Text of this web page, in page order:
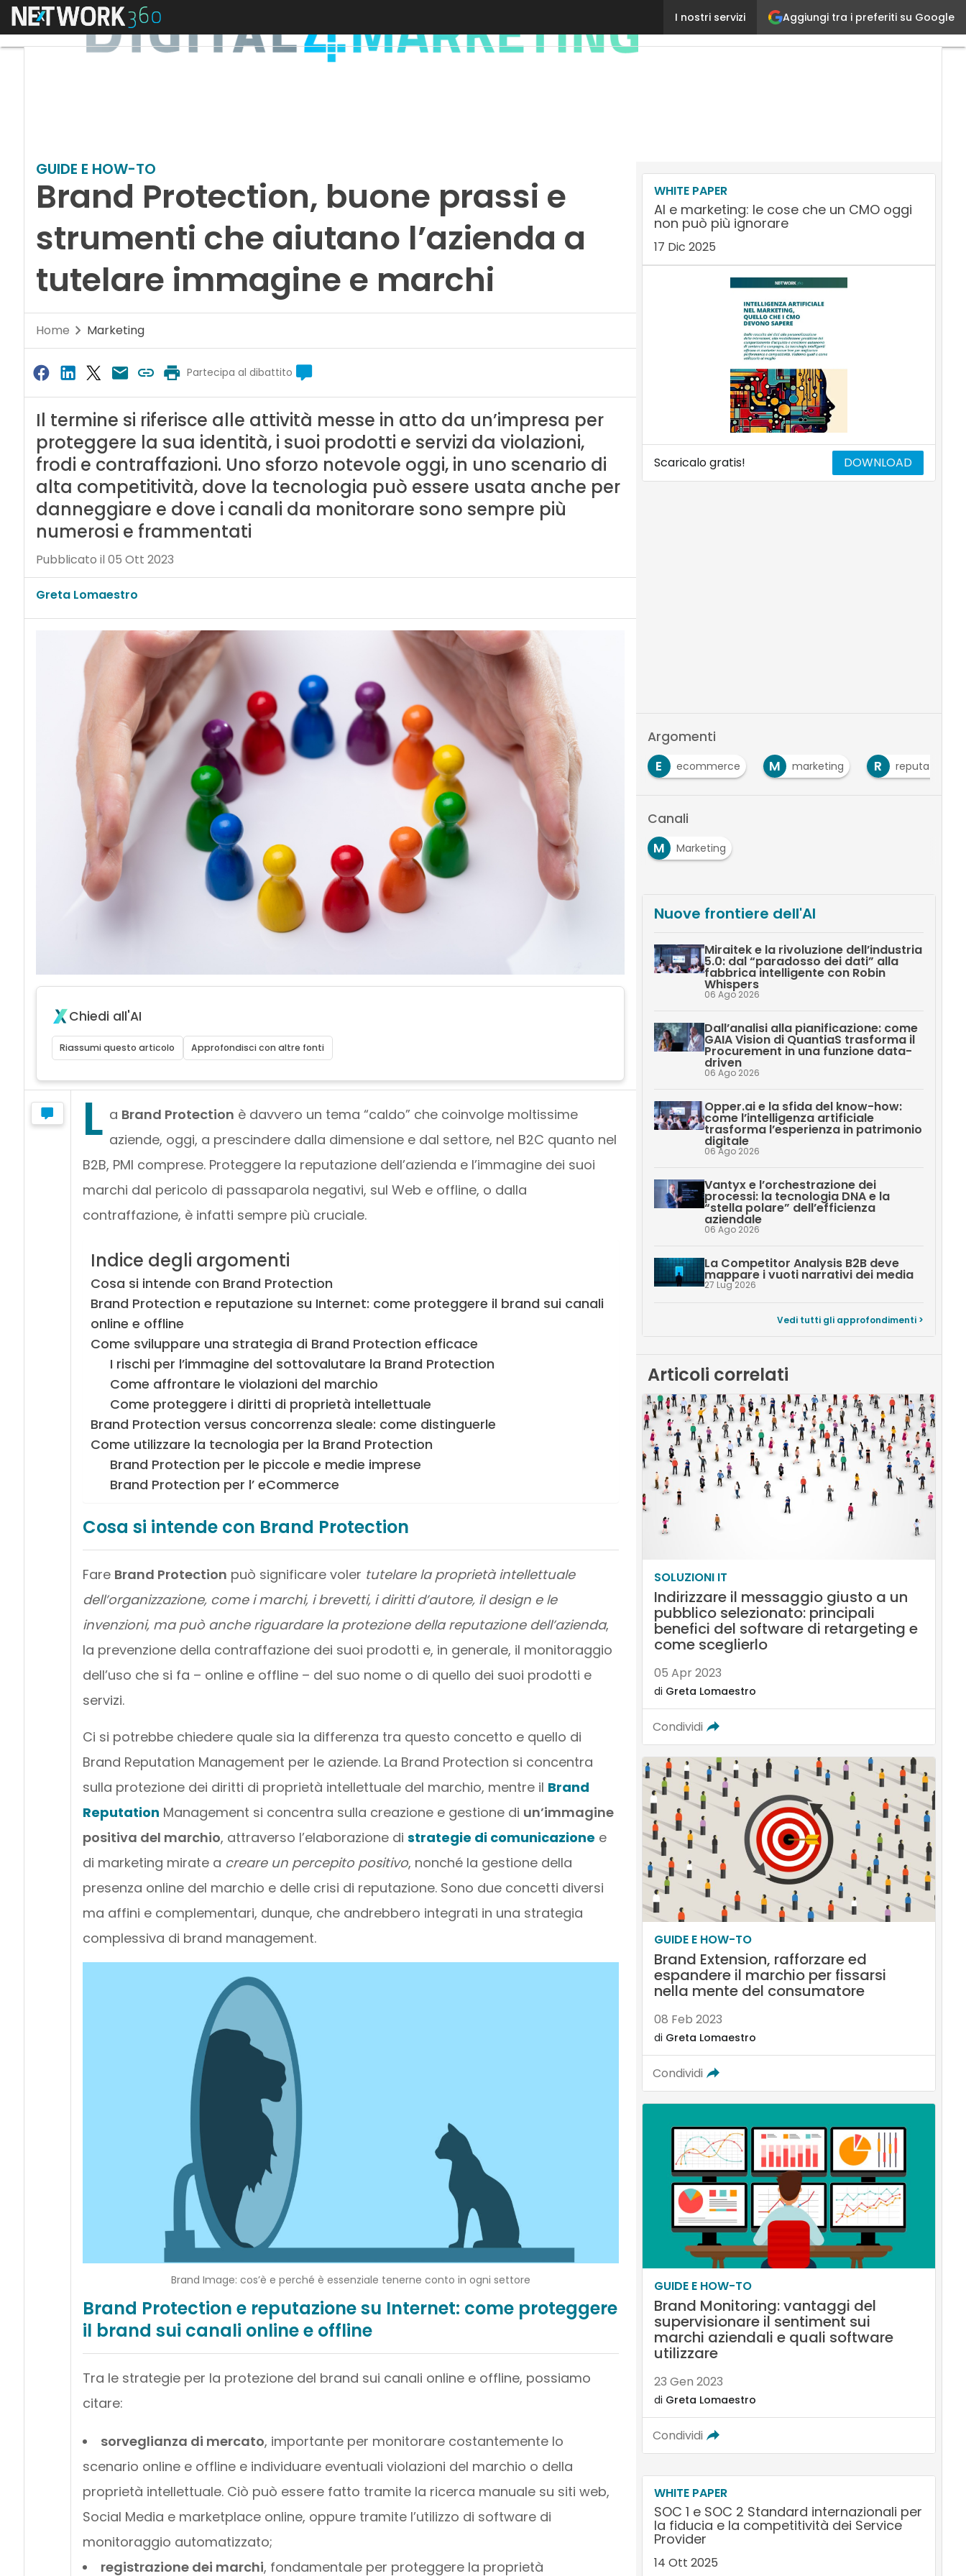
Aggiungi tra i preferiti su Google
I nostri servizi
Menu Brand Protection, buone prassi e strumenti che
GUIDE E HOW-TO
Brand Protection, buone prassi e
strumenti che aiutano l’azienda a
tutelare immagine e marchi
Home Marketing
Partecipa al dibattito
Il termine si riferisce alle attività messe in atto da un’impresa per
proteggere la sua identità, i suoi prodotti e servizi da violazioni,
frodi e contraffazioni. Uno sforzo notevole oggi, in uno scenario di
alta competitività, dove la tecnologia può essere usata anche per
danneggiare e dove i canali da monitorare sono sempre più
numerosi e frammentati
Pubblicato il 05 Ott 2023
Greta Lomaestro
Chiedi all'AI
Riassumi questo articolo Approfondisci con altre fonti
L a Brand Protection è davvero un tema “caldo” che coinvolge moltissime
aziende, oggi, a prescindere dalla dimensione e dal settore, nel B2C quanto nel
B2B, PMI comprese. Proteggere la reputazione dell’azienda e l’immagine dei suoi
marchi dal pericolo di passaparola negativi, sul Web e offline, o dalla
contraffazione, è infatti sempre più cruciale.
Indice degli argomenti
Cosa si intende con Brand Protection
Brand Protection e reputazione su Internet: come proteggere il brand sui canali
online e offline
Come sviluppare una strategia di Brand Protection efficace
I rischi per l’immagine del sottovalutare la Brand Protection
Come affrontare le violazioni del marchio
Come proteggere i diritti di proprietà intellettuale
Brand Protection versus concorrenza sleale: come distinguerle
Come utilizzare la tecnologia per la Brand Protection
Brand Protection per le piccole e medie imprese
Brand Protection per l’ eCommerce
Cosa si intende con Brand Protection
Fare Brand Protection può significare voler tutelare la proprietà intellettuale
dell’organizzazione, come i marchi, i brevetti, i diritti d’autore, il design e le
invenzioni, ma può anche riguardare la protezione della reputazione dell’azienda,
la prevenzione della contraffazione dei suoi prodotti e, in generale, il monitoraggio
dell’uso che si fa – online e offline – del suo nome o di quello dei suoi prodotti e
servizi.
Ci si potrebbe chiedere quale sia la differenza tra questo concetto e quello di
Brand Reputation Management per le aziende. La Brand Protection si concentra
sulla protezione dei diritti di proprietà intellettuale del marchio, mentre il Brand
Reputation Management si concentra sulla creazione e gestione di un’immagine
positiva del marchio, attraverso l’elaborazione di strategie di comunicazione e
di marketing mirate a creare un percepito positivo, nonché la gestione della
presenza online del marchio e delle crisi di reputazione. Sono due concetti diversi
ma affini e complementari, dunque, che andrebbero integrati in una strategia
complessiva di brand management.
Brand Image: cos’è e perché è essenziale tenerne conto in ogni settore
Brand Protection e reputazione su Internet: come proteggere
il brand sui canali online e offline
Tra le strategie per la protezione del brand sui canali online e offline, possiamo
citare:
sorveglianza di mercato, importante per monitorare costantemente lo
scenario online e offline e individuare eventuali violazioni del marchio o della
proprietà intellettuale. Ciò può essere fatto tramite la ricerca manuale su siti web,
Social Media e marketplace online, oppure tramite l’utilizzo di software di
monitoraggio automatizzato;
registrazione dei marchi, fondamentale per proteggere la proprietà
WHITE PAPER
AI e marketing: le cose che un CMO oggi
non può più ignorare
17 Dic 2025
Scaricalo gratis! DOWNLOAD
Argomenti
brand communication E ecommerce M marketing R reputazione
Canali
M
Marketing
Nuove frontiere dell'AI
Miraitek e la rivoluzione dell’industria
5.0: dal “paradosso dei dati” alla
fabbrica intelligente con Robin
Whispers
06 Ago 2026
Dall’analisi alla pianificazione: come
GAIA Vision di QuantiaS trasforma il
Procurement in una funzione data-
driven
06 Ago 2026
Opper.ai e la sfida del know-how:
come l’intelligenza artificiale
trasforma l’esperienza in patrimonio
digitale
06 Ago 2026
Vantyx e l’orchestrazione dei
processi: la tecnologia DNA e la
“stella polare” dell’efficienza
aziendale
06 Ago 2026
La Competitor Analysis B2B deve
mappare i vuoti narrativi dei media
27 Lug 2026
Vedi tutti gli approfondimenti >
Articoli correlati
SOLUZIONI IT
Indirizzare il messaggio giusto a un
pubblico selezionato: principali
benefici del software di retargeting e
come sceglierlo
05 Apr 2023
di Greta Lomaestro
Condividi
GUIDE E HOW-TO
Brand Extension, rafforzare ed
espandere il marchio per fissarsi
nella mente del consumatore
08 Feb 2023
di Greta Lomaestro
Condividi
GUIDE E HOW-TO
Brand Monitoring: vantaggi del
supervisionare il sentiment sui
marchi aziendali e quali software
utilizzare
23 Gen 2023
di Greta Lomaestro
Condividi
WHITE PAPER
SOC 1 e SOC 2 Standard internazionali per
la fiducia e la competitività dei Service
Provider
14 Ott 2025